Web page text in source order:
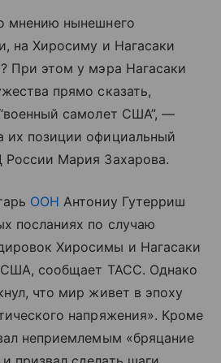
мнению нынешнего
на Хиросиму и Нагасаки
При этом у мэра Нагасаки
прямо сказать,
самолет США”, —
их позиции официальный
Мария Захарова.
ООН Антониу Гутерриш
посланиях по случаю
Хиросимы и Нагасаки
сообщает ТАСС. Однако
что мир живет в эпоху
напряжения». Кроме
неприемлемым «бряцание